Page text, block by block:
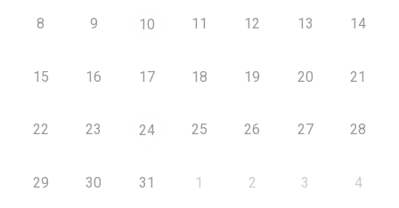
8 9 10 11 12 13 14
15 16 17 18 19 20 21
22 23 24 25 26 27 28
29 30 31 1 2 3 4